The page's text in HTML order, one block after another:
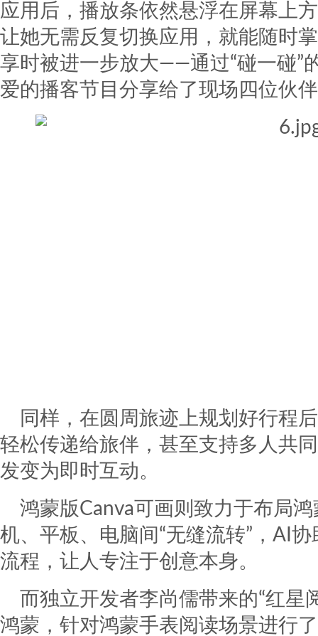
应用后，播放条依然悬浮在屏幕上
让她无需反复切换应用，就能随时
享时被进一步放大——通过“碰一碰”
爱的播客节目分享给了现场四位伙
同样，在圆周旅迹上规划好行程
轻松传递给旅伴，甚至支持多人共
发变为即时互动。
鸿蒙版Canva可画则致力于布局
机、平板、电脑间“无缝流转”，AI
流程，让人专注于创意本身。
而独立开发者李尚儒带来的“红星
鸿蒙，针对鸿蒙手表阅读场景进行